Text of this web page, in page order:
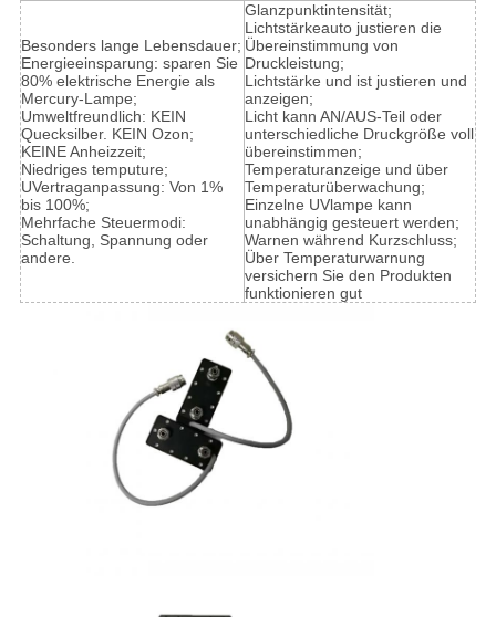
Besonders lange Lebensdauer;
Energieeinsparung: sparen Sie
80% elektrische Energie als
Mercury-Lampe;
Umweltfreundlich: KEIN
Quecksilber. KEIN Ozon;
KEINE Anheizzeit;
Niedriges temputure;
UVertraganpassung: Von 1%
bis 100%;
Mehrfache Steuermodi:
Schaltung, Spannung oder
andere.
Glanzpunktintensität;
Lichtstärkeauto justieren die
Übereinstimmung von
Druckleistung;
Lichtstärke und ist justieren und
anzeigen;
Licht kann AN/AUS-Teil oder
unterschiedliche Druckgröße voll
übereinstimmen;
Temperaturanzeige und über
Temperaturüberwachung;
Einzelne UVlampe kann
unabhängig gesteuert werden;
Warnen während Kurzschluss;
Über Temperaturwarnung
versichern Sie den Produkten
funktionieren gut